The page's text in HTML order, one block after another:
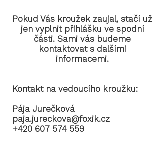
Pokud Vás kroužek zaujal, stačí už
jen vyplnit přihlášku ve spodní
části. Sami vás budeme
kontaktovat s dalšími
informacemi.
Kontakt na vedoucího kroužku:
Pája Jurečková
paja.jureckova@foxik.cz
+420 607 574 559